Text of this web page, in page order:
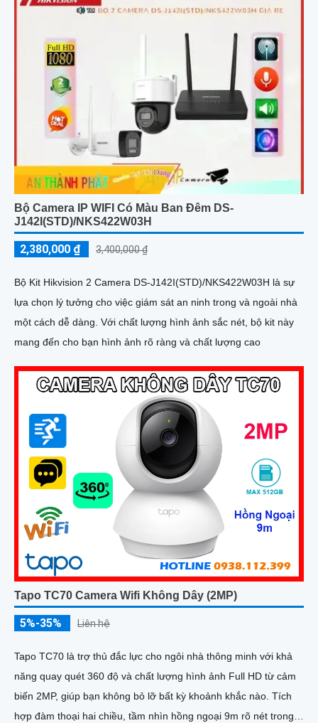
Bộ Camera IP WIFI Có Màu Ban Đêm DS-
J142I(STD)/NKS422W03H
2,380,000 ₫ 3,400,000 ₫
Bộ Kit Hikvision 2 Camera DS-J142I(STD)/NKS422W03H là sự
lựa chọn lý tưởng cho việc giám sát an ninh trong và ngoài nhà
một cách dễ dàng. Với chất lượng hình ảnh sắc nét, bộ kit này
mang đến cho bạn hình ảnh rõ ràng và chất lượng cao
Tapo TC70 Camera Wifi Không Dây (2MP)
5%-35% Liên hệ
Tapo TC70 là trợ thủ đắc lực cho ngôi nhà thông minh với khả
năng quay quét 360 độ và chất lượng hình ảnh Full HD từ cảm
biến 2MP, giúp bạn không bỏ lỡ bất kỳ khoảnh khắc nào. Tích
hợp đàm thoại hai chiều, tầm nhìn hồng ngoại 9m rõ nét trong